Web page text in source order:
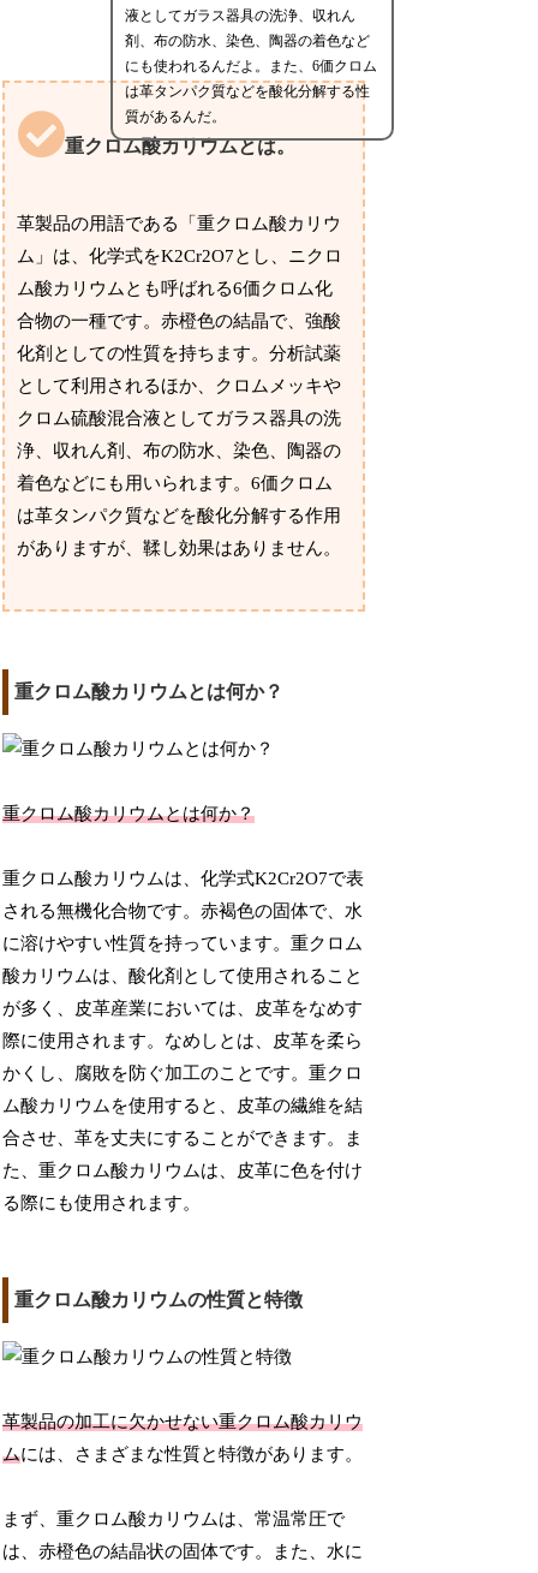
液としてガラス器具の洗浄、収れん
剤、布の防水、染色、陶器の着色など
にも使われるんだよ。また、6価クロム
は革タンパク質などを酸化分解する性
質があるんだ。
重クロム酸カリウムとは。
革製品の用語である「重クロム酸カリウ
ム」は、化学式をK2Cr2O7とし、ニクロ
ム酸カリウムとも呼ばれる6価クロム化
合物の一種です。赤橙色の結晶で、強酸
化剤としての性質を持ちます。分析試薬
として利用されるほか、クロムメッキや
クロム硫酸混合液としてガラス器具の洗
浄、収れん剤、布の防水、染色、陶器の
着色などにも用いられます。6価クロム
は革タンパク質などを酸化分解する作用
がありますが、鞣し効果はありません。
重クロム酸カリウムとは何か？
重クロム酸カリウムとは何か？
重クロム酸カリウムは、化学式K2Cr2O7で表
される無機化合物です。赤褐色の固体で、水
に溶けやすい性質を持っています。重クロム
酸カリウムは、酸化剤として使用されること
が多く、皮革産業においては、皮革をなめす
際に使用されます。なめしとは、皮革を柔ら
かくし、腐敗を防ぐ加工のことです。重クロ
ム酸カリウムを使用すると、皮革の繊維を結
合させ、革を丈夫にすることができます。ま
た、重クロム酸カリウムは、皮革に色を付け
る際にも使用されます。
重クロム酸カリウムの性質と特徴
革製品の加工に欠かせない重クロム酸カリウ
ムには、さまざまな性質と特徴があります。
まず、重クロム酸カリウムは、常温常圧で
は、赤橙色の結晶状の固体です。また、水に